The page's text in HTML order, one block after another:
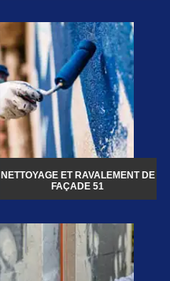
NETTOYAGE ET RAVALEMENT DE
FAÇADE 51